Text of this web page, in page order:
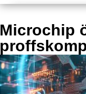
Microchip